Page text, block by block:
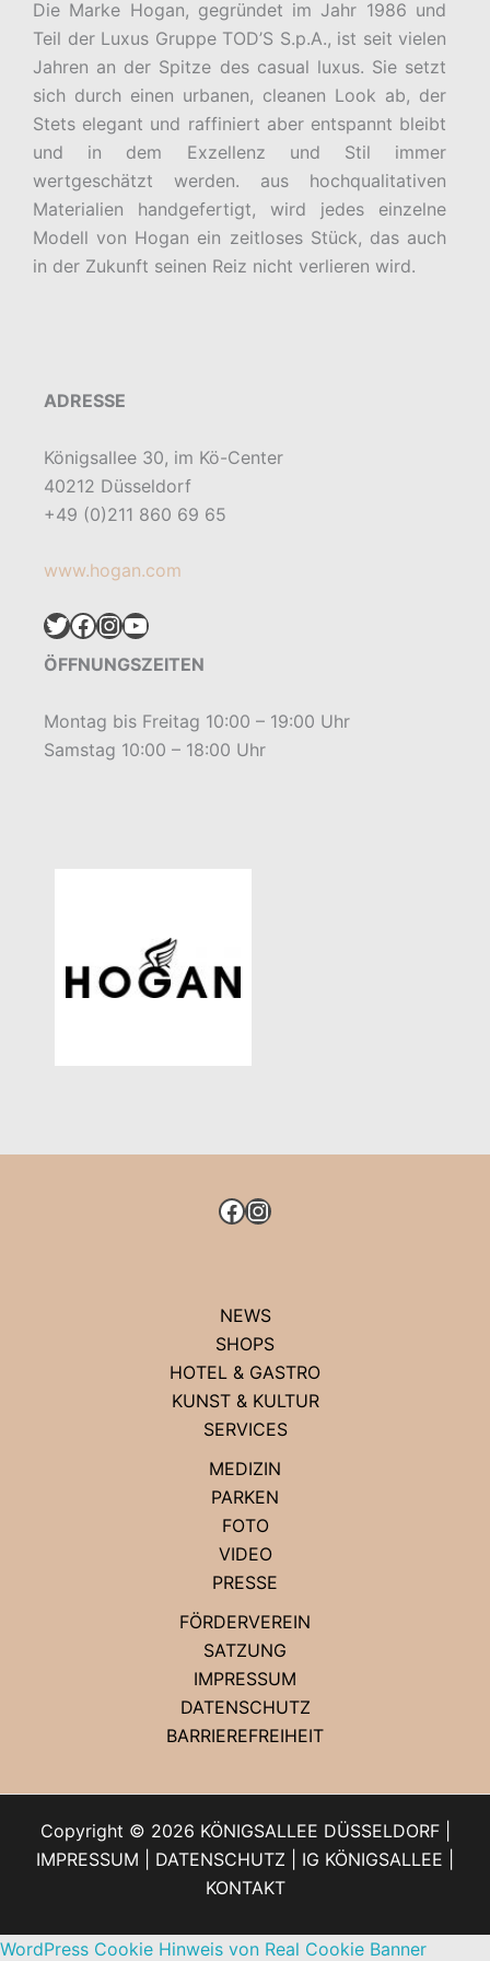
Die Marke Hogan, gegründet im Jahr 1986 und
Teil der Luxus Gruppe TOD’S S.p.A., ist seit vielen
Jahren an der Spitze des casual luxus. Sie setzt
sich durch einen urbanen, cleanen Look ab, der
Stets elegant und raffiniert aber entspannt bleibt
und in dem Exzellenz und Stil immer
wertgeschätzt werden. aus hochqualitativen
Materialien handgefertigt, wird jedes einzelne
Modell von Hogan ein zeitloses Stück, das auch
in der Zukunft seinen Reiz nicht verlieren wird.
ADRESSE
Königsallee 30, im Kö-Center
40212 Düsseldorf
+49 (0)211 860 69 65
www.hogan.com
Twitter Facebook InstagramYouTube
ÖFFNUNGSZEITEN
Montag bis Freitag 10:00 – 19:00 Uhr
Samstag 10:00 – 18:00 Uhr
FACEBOOK
INSTAGRAM
NEWS
SHOPS
HOTEL & GASTRO
KUNST & KULTUR
SERVICES
MEDIZIN
PARKEN
FOTO
VIDEO
PRESSE
FÖRDERVEREIN
SATZUNG
IMPRESSUM
DATENSCHUTZ
BARRIEREFREIHEIT
Copyright © 2026 KÖNIGSALLEE DÜSSELDORF |
IMPRESSUM
DATENSCHUTZ IG KÖNIGSALLEE
KONTAKT
WordPress Cookie Hinweis von Real Cookie Banner